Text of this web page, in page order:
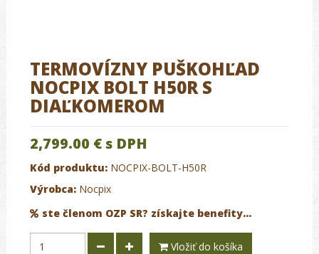
TERMOVÍZNY PUŠKOHĽAD
NOCPIX BOLT H50R S
DIAĽKOMEROM
2,799.00 € s DPH
Kód produktu: NOCPIX-BOLT-H50R
Výrobca: Nocpix
ste členom OZP SR? získajte benefity...
Vložiť do košíka